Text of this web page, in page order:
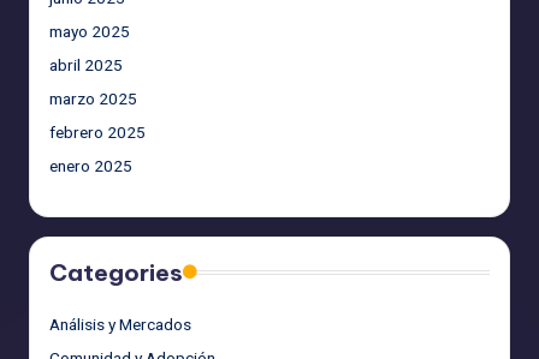
mayo 2025
abril 2025
marzo 2025
febrero 2025
enero 2025
Categories
Análisis y Mercados